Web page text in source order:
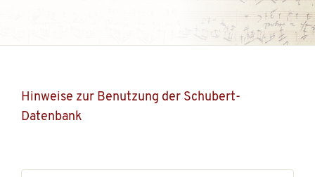
Hinweise zur Benutzung der Schubert-
Datenbank